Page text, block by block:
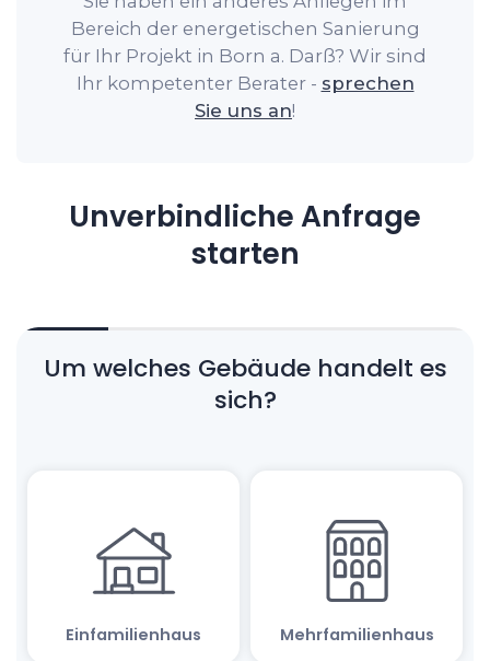
Bereich der energetischen Sanierung
für Ihr Projekt in Born a. Darß? Wir sind
Ihr kompetenter Berater - sprechen
Sie uns an!
Unverbindliche Anfrage
starten